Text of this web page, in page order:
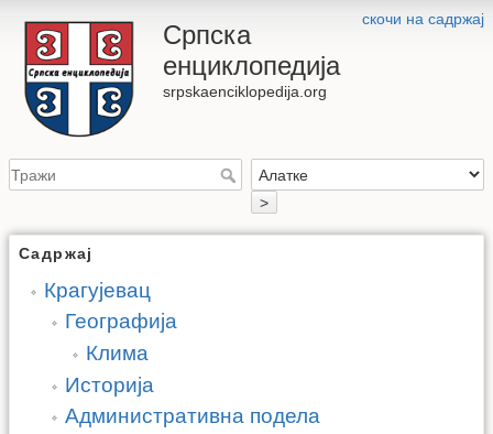
скочи на садржај
Српска
енциклопедија
srpskaenciklopedija.org
>
Садржај
Крагујевац
Географија
Клима
Историја
Административна подела